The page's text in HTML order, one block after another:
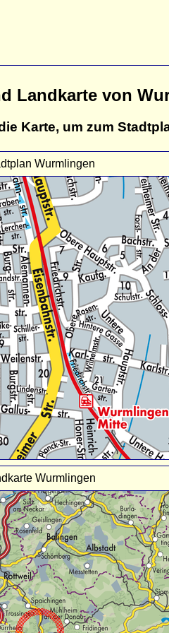
Landkarte von
Karte, um zum
Wurmlingen
Wurmlingen